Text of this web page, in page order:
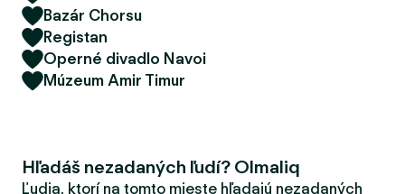
Bazár Chorsu
Registan
Operné divadlo Navoi
Múzeum Amir Timur
Hľadáš nezadaných ľudí? Olmaliq
Ľudia, ktorí na tomto mieste hľadajú nezadaných